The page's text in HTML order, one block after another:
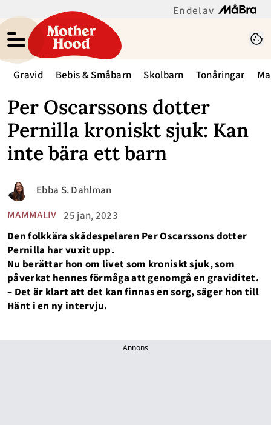
En del av
Gravid Bebis & Småbarn Skolbarn Tonåringar
Per Oscarssons dotter
Pernilla kroniskt sjuk: Kan
inte bära ett barn
MAMMALIV 25 jan, 2023
Ebba S. Dahlman
Den folkkära skådespelaren Per Oscarssons dotter
Pernilla har vuxit upp.
Nu berättar hon om livet som kroniskt sjuk, som
påverkat hennes förmåga att genomgå en graviditet.
– Det är klart att det kan finnas en sorg, säger hon till
Hänt i en ny intervju.
Annons